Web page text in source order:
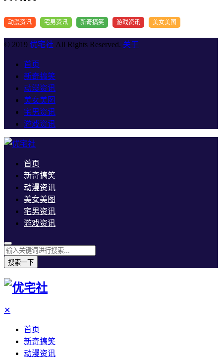
动漫资讯 宅男资讯 新奇搞笑 游戏资讯 美女美图
© 2019 优宅社 All Rights Reserved. 关于
首页
新奇搞笑
动漫资讯
美女美图
宅男资讯
游戏资讯
首页
新奇搞笑
动漫资讯
美女美图
宅男资讯
游戏资讯
搜索一下
✕
首页
新奇搞笑
动漫资讯